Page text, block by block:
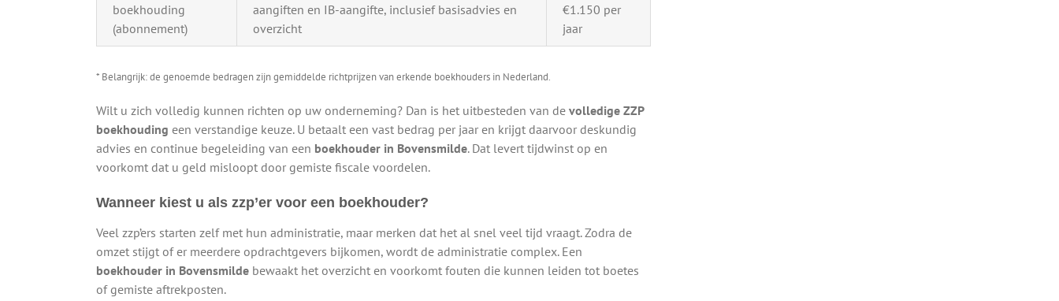
boekhouding
(abonnement)
aangiften en IB-aangifte, inclusief basisadvies en
overzicht
€1.150 per
jaar
* Belangrijk: de genoemde bedragen zijn gemiddelde richtprijzen van erkende boekhouders in Nederland.
Wilt u zich volledig kunnen richten op uw onderneming? Dan is het uitbesteden van de volledige ZZP
boekhouding een verstandige keuze. U betaalt een vast bedrag per jaar en krijgt daarvoor deskundig
advies en continue begeleiding van een boekhouder in Bovensmilde. Dat levert tijdwinst op en
voorkomt dat u geld misloopt door gemiste fiscale voordelen.
Wanneer kiest u als zzp’er voor een boekhouder?
Veel zzp’ers starten zelf met hun administratie, maar merken dat het al snel veel tijd vraagt. Zodra de
omzet stijgt of er meerdere opdrachtgevers bijkomen, wordt de administratie complex. Een
boekhouder in Bovensmilde bewaakt het overzicht en voorkomt fouten die kunnen leiden tot boetes
of gemiste aftrekposten.